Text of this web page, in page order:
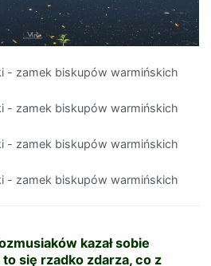
kazał sobie
się rzadko zdarza, co z